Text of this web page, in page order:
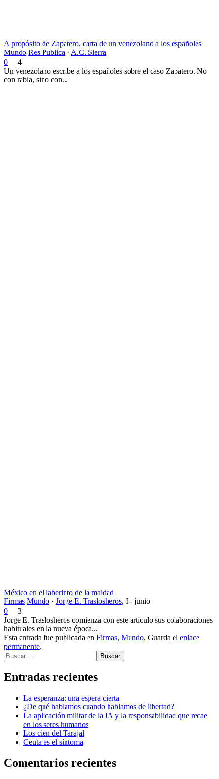
A propósito de Zapatero, carta de un venezolano a los españoles
Mundo Res Publica · A.C. Sierra
0
4
Un venezolano escribe a los españoles sobre el caso Zapatero. No
con rabia, sino con...
México en el laberinto de la maldad
Firmas Mundo · Jorge E. Traslosheros, I - junio
0
3
Jorge E. Traslosheros comienza con este artículo sus colaboraciones
habituales en la nueva época...
Esta entrada fue publicada en Firmas, Mundo. Guarda el enlace
permanente.
Buscar
Entradas recientes
La esperanza: una espera cierta
¿De qué hablamos cuando hablamos de libertad?
La aplicación militar de la IA y la responsabilidad que recae
en los seres humanos
Los cien del Tarajal
Ceuta es el síntoma
Comentarios recientes